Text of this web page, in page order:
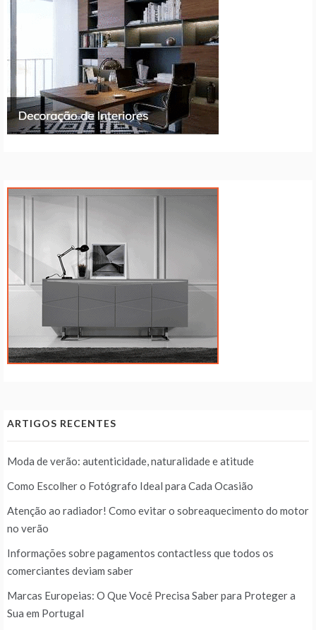
ARTIGOS RECENTES
Moda de verão: autenticidade, naturalidade e atitude
Como Escolher o Fotógrafo Ideal para Cada Ocasião
Atenção ao radiador! Como evitar o sobreaquecimento do motor
no verão
Informações sobre pagamentos contactless que todos os
comerciantes deviam saber
Marcas Europeias: O Que Você Precisa Saber para Proteger a
Sua em Portugal